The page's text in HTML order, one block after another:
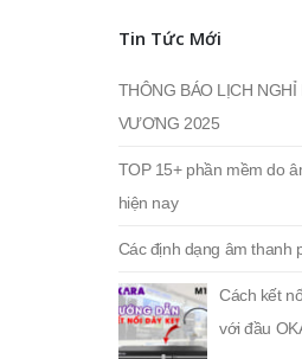
Tin Tức Mới
THÔNG BÁO LỊCH
VƯƠNG 2025
TOP 15+ phần mềm do
hiện nay
Các định dạng âm thanh
Cách kết
với đầu